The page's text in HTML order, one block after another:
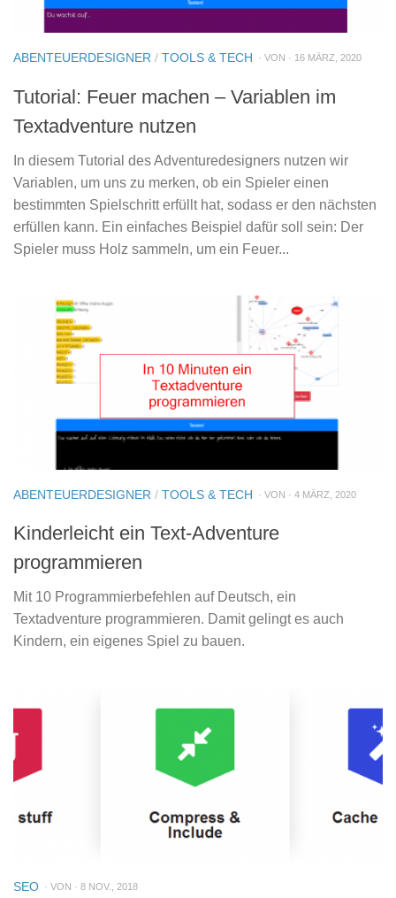
ABENTEUERDESIGNER / TOOLS & TECH · VON · 16 MÄRZ, 2020
Tutorial: Feuer machen – Variablen im
Textadventure nutzen
In diesem Tutorial des Adventuredesigners nutzen wir
Variablen, um uns zu merken, ob ein Spieler einen
bestimmten Spielschritt erfüllt hat, sodass er den nächsten
erfüllen kann. Ein einfaches Beispiel dafür soll sein: Der
Spieler muss Holz sammeln, um ein Feuer...
ABENTEUERDESIGNER / TOOLS & TECH · VON · 4 MÄRZ, 2020
Kinderleicht ein Text-Adventure
programmieren
Mit 10 Programmierbefehlen auf Deutsch, ein
Textadventure programmieren. Damit gelingt es auch
Kindern, ein eigenes Spiel zu bauen.
SEO · VON · 8 NOV., 2018